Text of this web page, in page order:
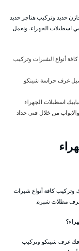
حديد وتركيب هناجر حديد
اسطبلات الجهراء. ونعمل
أنواع الشبرات وتركيب
غرف حراسة شينكو
اسطبلات الجهراء
من خلال فني حداد
وتركيب كافة أنواع شبرات
مظلات شبرة.
غرف شينكو وتركيب